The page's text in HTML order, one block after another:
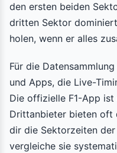
den ersten beiden
dritten Sektor
holen, wenn er alles
Für die
und Apps, die Live-
Die offizielle F1-App
Drittanbieter bieten oft
dir die Sektorzeiten
vergleiche sie